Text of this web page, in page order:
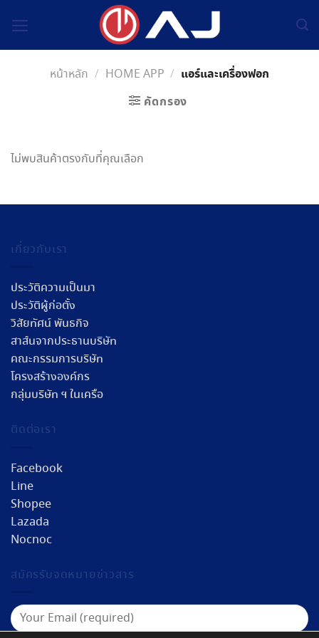
หน้าหลัก / HOME APP / แอร์และเครื่องฟอก
คัดกรอง
ไม่พบสินค้าตรงกับที่คุณเลือก
เกี่ยวกับเรา
ประวัติความเป็นมา
ประวัติผู้ก่อตั้ง
วิสัยทัศน์ พันธกิจ
สาส์นจากประธานบริษัท
คณะกรรมการบริษัท
โครงสร้างองค์กร
กลุ่มบริษัท ฯ ในเครือ
ติดต่อเรา
Facebook
Line
Shopee
Lazada
Nocnoc
สมัครรับจดหมายข่าวสาร